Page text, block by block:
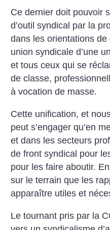
Ce dernier doit pouvoir
d’outil syndical par la
dans les orientations
union syndicale d’une
et tous ceux qui se
de classe,
à vocation de masse.
Cette unification, et
peut s’engager qu’en
et dans les secteurs
de front syndical pour
pour les faire aboutir.
sur le terrain que les
apparaître utiles et
Le tournant pris par la